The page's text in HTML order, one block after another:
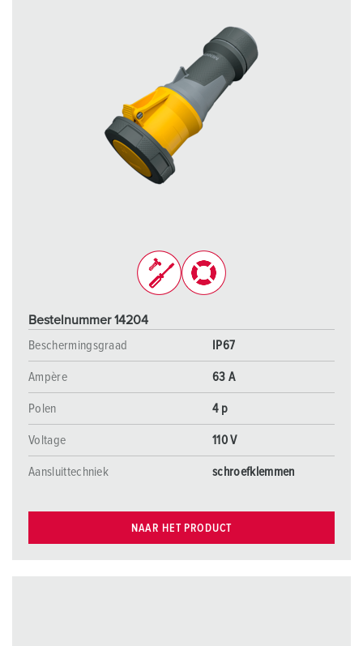
Bestelnummer 14204
Beschermingsgraad
IP67
Ampère 63 A
Polen 4 p
Voltage 110 V
Aansluittechniek schroefklemmen
NAAR HET PRODUCT